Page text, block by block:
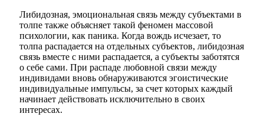
Либидозная, эмоциональная связь между субъектами в
толпе также объясняет такой феномен массовой
психологии, как паника. Когда вождь исчезает, то
толпа распадается на отдельных субъектов, либидозная
связь вместе с ними распадается, а субъекты заботятся
о себе сами. При распаде любовной связи между
индивидами вновь обнаруживаются эгоистические
индивидуальные импульсы, за счет которых каждый
начинает действовать исключительно в своих
интересах.